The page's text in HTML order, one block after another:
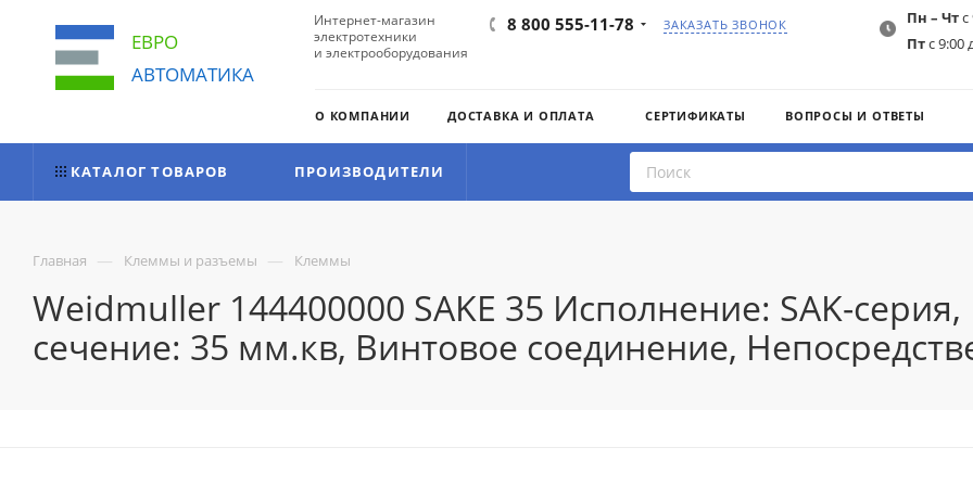
ЕВРО
АВТОМАТИКА
Интернет-магазин
электротехники
и электрооборудования
8 800 555-11-78 ЗАКАЗАТЬ ЗВОНОК Пн – Чтс
Птс 9:00
О КОМПАНИИ ДОСТАВКА И ОПЛАТА СЕРТИФИКАТЫ ВОПРОСЫ И ОТВЕТЫ
КАТАЛОГ ТОВАРОВ ПРОИЗВОДИТЕЛИ
Главная — Клеммы и разъемы — Клеммы
Weidmuller 144400000 SAKE 35 Исполнение: SAK-
сечение: 35 мм.кв, Винтовое соединение,